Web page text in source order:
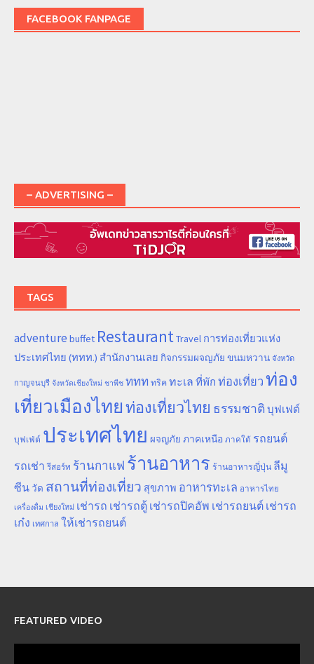
FACEBOOK FANPAGE
– ADVERTISING –
TAGS
adventure buffet RestaurantTravel การท่องเที่ยวแห่ง
ประเทศไทย (ททท.) สำนักงานเลย กิจกรรมผจญภัย ขนมหวาน จังหวัด
กาญจนบุรี จังหวัดเชียงใหม่ ชาพีช ททท ทริค ทะเล ที่พัก ท่องเที่ยวท่อง
เที่ยวเมืองไทยท่องเที่ยวไทย ธรรมชาติ บุฟเฟต์
บุฟเฟ่ต์ ประเทศไทย ผจญภัย ภาคเหนือ ภาคใต้ รถยนต์
รถเช่า รีสอร์ท ร้านกาแฟ ร้านอาหาร ร้านอาหารญี่ปุ่น ลีมู
ซีน วัด สถานที่ท่องเที่ยว สุขภาพ อาหารทะเล อาหารไทย
เครื่องดื่ม เชียงใหม่ เช่ารถ เช่ารถตู้ เช่ารถปิคอัพ เช่ารถยนต์ เช่ารถ
เก๋ง เทศกาล ให้เช่ารถยนต์
FEATURED VIDEO